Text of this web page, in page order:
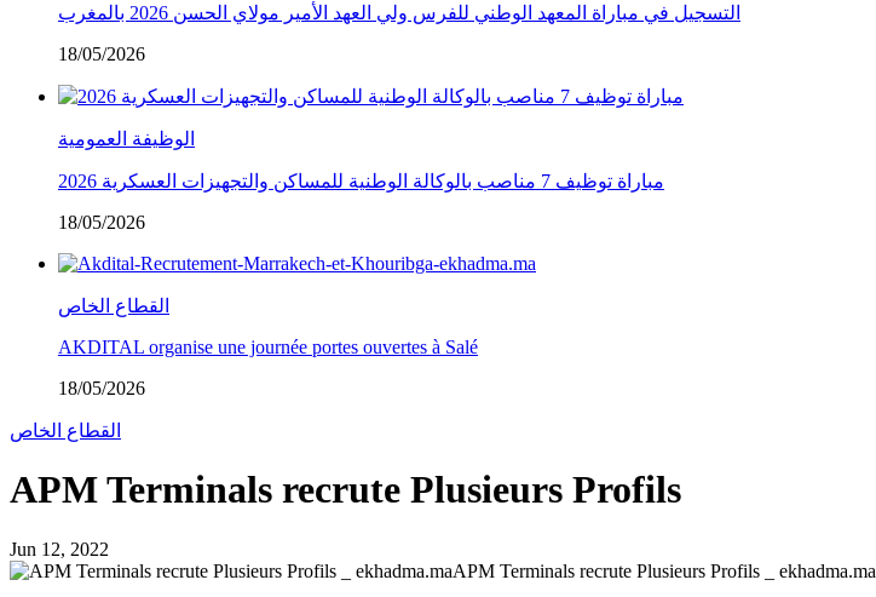
التسجيل في مباراة المعهد الوطني للفرس ولي العهد الأمير مولاي الحسن 2026 بالمغرب
18/05/2026
الوظيفة العمومية
مباراة توظيف 7 مناصب بالوكالة الوطنية للمساكن والتجهيزات العسكرية 2026
18/05/2026
القطاع الخاص
AKDITAL organise une journée portes ouvertes à Salé
18/05/2026
القطاع الخاص
APM Terminals recrute Plusieurs Profils
Jun 12, 2022
APM Terminals recrute Plusieurs Profils _ ekhadma.ma